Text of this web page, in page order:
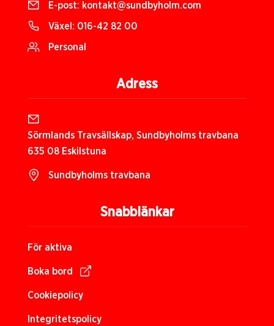
Snabblänkar
För aktiva
Boka bord
Cookiepolicy
Integritetspolicy
E-post: kontakt@sundbyholm.com
Växel: 016-42 82 00
Personal
Adress
Sörmlands Travsällskap, Sundbyholms travbana
635 08 Eskilstuna
Sundbyholms travbana